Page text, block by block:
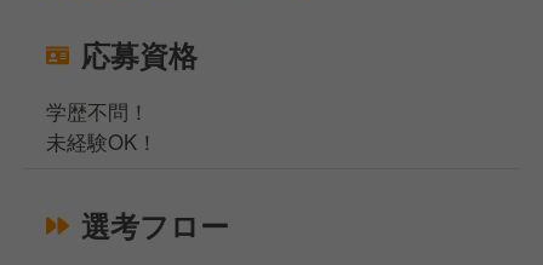
応募資格
学歴不問！
未経験OK！
選考フロー